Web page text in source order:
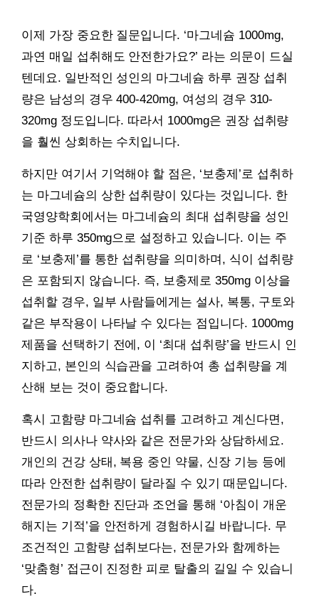
이제 가장 중요한 질문입니다. ‘마그네슘 1000mg,
과연 매일 섭취해도 안전한가요?’ 라는 의문이 드실
텐데요. 일반적인 성인의 마그네슘 하루 권장 섭취
량은 남성의 경우 400-420mg, 여성의 경우 310-
320mg 정도입니다. 따라서 1000mg은 권장 섭취량
을 훨씬 상회하는 수치입니다.
하지만 여기서 기억해야 할 점은, ‘보충제’로 섭취하
는 마그네슘의 상한 섭취량이 있다는 것입니다. 한
국영양학회에서는 마그네슘의 최대 섭취량을 성인
기준 하루 350mg으로 설정하고 있습니다. 이는 주
로 ‘보충제’를 통한 섭취량을 의미하며, 식이 섭취량
은 포함되지 않습니다. 즉, 보충제로 350mg 이상을
섭취할 경우, 일부 사람들에게는 설사, 복통, 구토와
같은 부작용이 나타날 수 있다는 점입니다. 1000mg
제품을 선택하기 전에, 이 ‘최대 섭취량’을 반드시 인
지하고, 본인의 식습관을 고려하여 총 섭취량을 계
산해 보는 것이 중요합니다.
혹시 고함량 마그네슘 섭취를 고려하고 계신다면,
반드시 의사나 약사와 같은 전문가와 상담하세요.
개인의 건강 상태, 복용 중인 약물, 신장 기능 등에
따라 안전한 섭취량이 달라질 수 있기 때문입니다.
전문가의 정확한 진단과 조언을 통해 ‘아침이 개운
해지는 기적’을 안전하게 경험하시길 바랍니다. 무
조건적인 고함량 섭취보다는, 전문가와 함께하는
‘맞춤형’ 접근이 진정한 피로 탈출의 길일 수 있습니
다.